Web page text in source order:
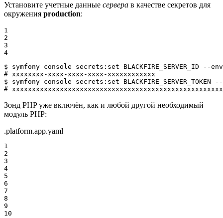
Установите учетные данные сервера в качестве секретов для
окружения production:
1
2
3
4
$ symfony console secrets: set
# xxxxxxxx-xxxx-xxxx-xxxx-xxxxxxxxxxxx
$ symfony console secrets: set
#
Зонд PHP уже включён, как и любой другой необходимый
модуль PHP:
.platform.app.yaml
1
2
3
4
5
6
7
8
9
10